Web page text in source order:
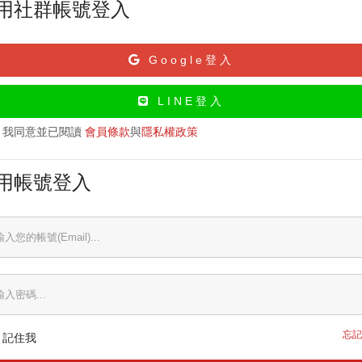
社群帳號登入
Google登入
LINE登入
我同意並已閱讀 會員條款與隱私權政策
帳號登入
記住我 忘